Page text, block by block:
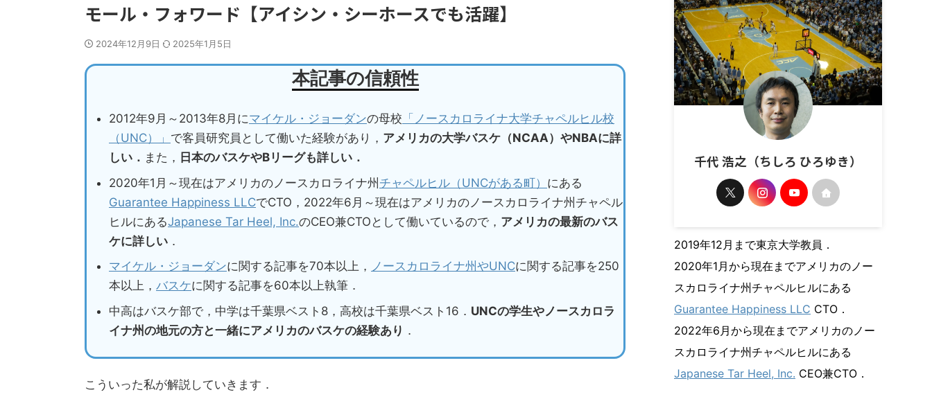
モール・フォワード【アイシン・シーホースでも活躍】
2024年12月9日 2025年1月5日
本記事の信頼性
2012年9月～2013年8月にマイケル・ジョーダンの母校 「ノースカロライナ大学チャペルヒル校
（UNC）」 で客員研究員として働いた経験があり， アメリカの大学バスケ（NCAA）やNBAに詳
しい． また， 日本のバスケやBリーグも詳しい．
2020年1月～現在はアメリカのノースカロライナ州 チャペルヒル（UNCがある町） にある
Guarantee Happiness LLCでCTO，2022年6月～現在はアメリカのノースカロライナ州チャペル
ヒルにあるJapanese Tar Heel, Inc.のCEO兼CTOとして働いているので， アメリカの最新のバス
ケに詳しい ．
マイケル・ジョーダンに関する記事を70本以上， ノースカロライナ州やUNCに関する記事を250
本以上， バスケに関する記事を60本以上執筆．
中高はバスケ部で，中学は千葉県ベスト8，高校は千葉県ベスト16． UNCの学生やノースカロラ
イナ州の地元の方と一緒にアメリカのバスケの経験あり ．
こういった私が解説していきます．
千代 浩之（ちしろ ひろゆき）
2019年12月まで東京大学教員．
2020年1月から現在までアメリカのノー
スカロライナ州チャペルヒルにある
Guarantee Happiness LLC CTO．
2022年6月から現在までアメリカのノー
スカロライナ州チャペルヒルにある
Japanese Tar Heel, Inc. CEO兼CTO．